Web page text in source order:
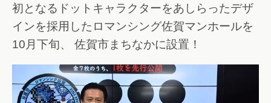
初となるドットキャラクターをあしらったデザ
インを採用したロマンシング佐賀マンホールを
10月下旬、 佐賀市まちなかに設置！